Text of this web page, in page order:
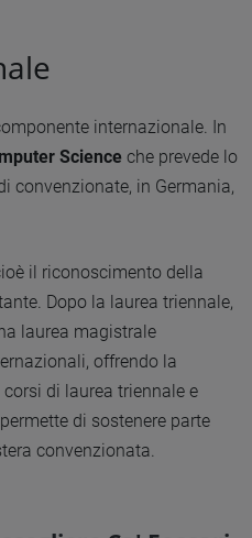
internazionale. In
Science che prevede lo
convenzionate, in Germania,
il riconoscimento della
Dopo la laurea triennale,
laurea magistrale
offrendo la
di laurea triennale e
di sostenere parte
convenzionata.